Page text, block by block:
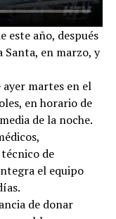
este año, después
Santa, en marzo, y
martes en el
en horario de
de la noche.
de
el equipo
de donar